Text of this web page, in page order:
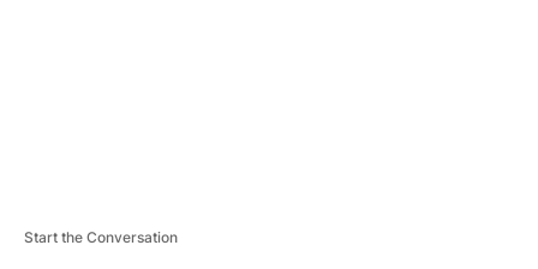
Start the Conversation